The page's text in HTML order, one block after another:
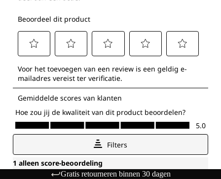
Gratis retourneren binnen 30 dagen